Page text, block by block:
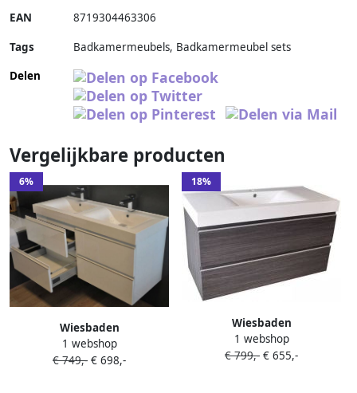
EAN 8719304463306
Tags
Badkamermeubels, Badkamermeubel sets
Delen
Vergelijkbare producten
6%
Wiesbaden
Badkamermeubelset Sigid
120x46x58 cm MDF
1 webshop
€ 749,- € 698,-
18%
Wiesbaden
Badkamermeubelset Sigid
100x46x58 cm Gefineerd
1 webshop
€ 799,- € 655,-